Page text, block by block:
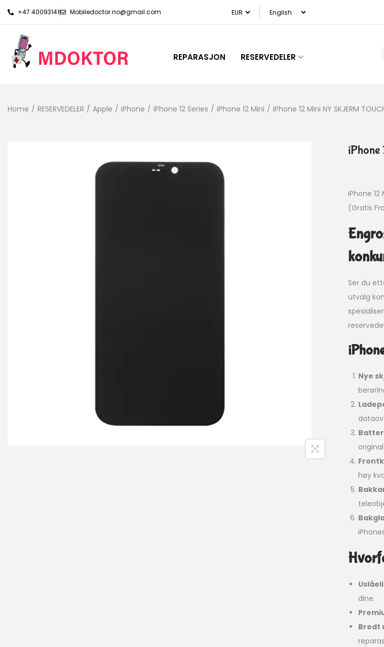
+47 40093141 Mobiledoctor.no@gmail.com
REPARASJON RESERVEDELER
Home / RESERVEDELER / Apple / iPhone / iPhone 12 Series / iPhone 12 Mini / iPhone 12 Mini NY SKJERM
iPhone
iPhone 12
(Gratis
Ser du
utvalg
Nye
høy
dine.
Bredt